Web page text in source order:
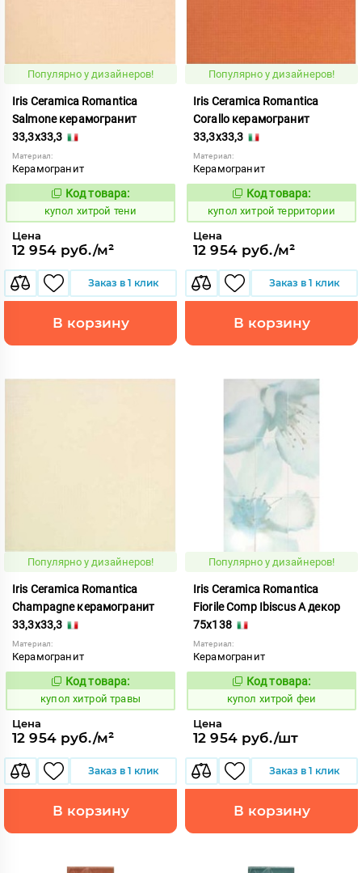
Популярно у дизайнеров!
Iris Ceramica Romantica
Salmone керамогранит
33,3x33,3
Материал:
Керамогранит
857853
Код товара:
купол хитрой тени
Цена
12 954 руб./м²
Заказ в 1 клик
В корзину
Популярно у дизайнеров!
Iris Ceramica Romantica
Corallo керамогранит
33,3x33,3
Материал:
Керамогранит
857854
Код товара:
купол хитрой территории
Цена
12 954 руб./м²
Заказ в 1 клик
В корзину
Популярно у дизайнеров!
Iris Ceramica Romantica
Champagne керамогранит
33,3x33,3
Материал:
Керамогранит
857857
Код товара:
купол хитрой травы
Цена
12 954 руб./м²
Заказ в 1 клик
В корзину
Популярно у дизайнеров!
Iris Ceramica Romantica
Fiorile Comp Ibiscus A декор
75x138
Материал:
Керамогранит
857863
Код товара:
купол хитрой феи
Цена
12 954 руб./шт
Заказ в 1 клик
В корзину